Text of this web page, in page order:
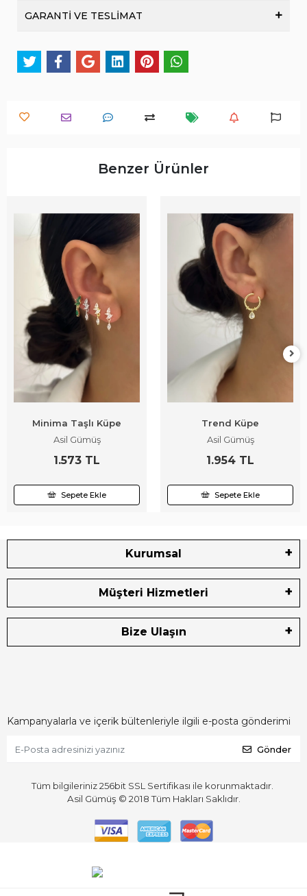
GARANTİ VE TESLİMAT
Benzer Ürünler
Minima Taşlı Küpe
Asil Gümüş
1.573 TL
Sepete Ekle
Trend Küpe
Asil Gümüş
1.954 TL
Sepete Ekle
Kurumsal
Müşteri Hizmetleri
Bize Ulaşın
Kampanyalarla ve içerik bültenleriyle ilgili e-posta gönderimi
Gönder
Tüm bilgileriniz 256bit SSL Sertifikası ile korunmaktadır.
Asil Gümüş © 2018Tüm Hakları Saklıdır.